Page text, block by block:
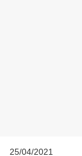
25/04/2021